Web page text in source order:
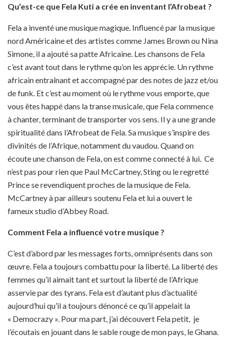
Qu’est-ce que Fela Kuti a crée en inventant l’Afrobeat ?
Fela a inventé une musique magique. Influencé par la musique
nord Américaine et des artistes comme James Brown ou Nina
Simone, il a ajouté sa patte Africaine. Les chansons de Fela
c’est avant tout dans le rythme qu’on les apprécie. Un rythme
africain entraînant et accompagné par des notes de jazz et/ou
de funk. Et c’est au moment où le rythme vous emporte, que
vous êtes happé dans la transe musicale, que Fela commence
à chanter, terminant de transporter vos sens. Il y a une grande
spiritualité dans l’Afrobeat de Fela. Sa musique s’inspire des
divinités de l’Afrique, notamment du vaudou. Quand on
écoute une chanson de Fela, on est comme connecté à lui. Ce
n’est pas pour rien que Paul McCartney, Sting ou le regretté
Prince se revendiquent proches de la musique de Fela.
McCartney à par ailleurs soutenu Fela et lui a ouvert le
fameux studio d’Abbey Road.
Comment Fela a influencé votre musique ?
C’est d’abord par les messages forts, omniprésents dans son
œuvre. Fela a toujours combattu pour la liberté. La liberté des
femmes qu’il aimait tant et surtout la liberté de l’Afrique
asservie par des tyrans. Fela est d’autant plus d’actualité
aujourd’hui qu’il a toujours dénoncé ce qu’il appelait la
« Democrazy ». Pour ma part, j’ai découvert Fela petit, je
l’écoutais en jouant dans le sable rouge de mon pays, le Ghana.